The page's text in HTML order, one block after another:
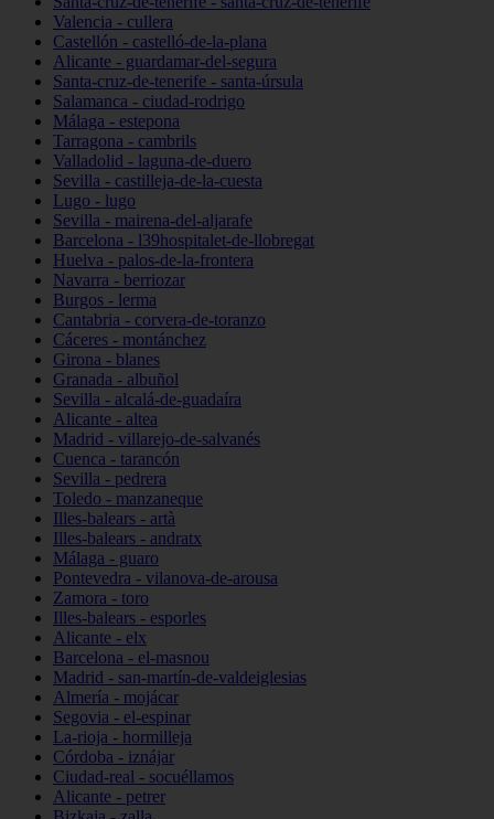
Valencia - cullera
Castellón - castelló-de-la-plana
Alicante - guardamar-del-segura
Santa-cruz-de-tenerife - santa-úrsula
Salamanca - ciudad-rodrigo
Málaga - estepona
Tarragona - cambrils
Valladolid - laguna-de-duero
Sevilla - castilleja-de-la-cuesta
Lugo - lugo
Sevilla - mairena-del-aljarafe
Barcelona - l39hospitalet-de-llobregat
Huelva - palos-de-la-frontera
Navarra - berriozar
Burgos - lerma
Cantabria - corvera-de-toranzo
Cáceres - montánchez
Girona - blanes
Granada - albuñol
Sevilla - alcalá-de-guadaíra
Alicante - altea
Madrid - villarejo-de-salvanés
Cuenca - tarancón
Sevilla - pedrera
Toledo - manzaneque
Illes-balears - artà
Illes-balears - andratx
Málaga - guaro
Pontevedra - vilanova-de-arousa
Zamora - toro
Illes-balears - esporles
Alicante - elx
Barcelona - el-masnou
Madrid - san-martín-de-valdeiglesias
Almería - mojácar
Segovia - el-espinar
La-rioja - hormilleja
Córdoba - iznájar
Ciudad-real - socuéllamos
Alicante - petrer